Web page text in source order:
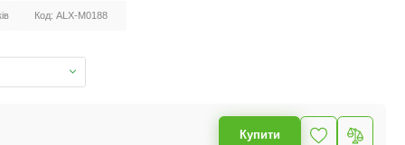
Код: ALX-M0188
Купити